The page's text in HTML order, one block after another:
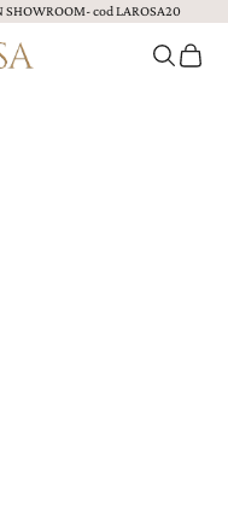
cod LAROSA20
CautăCoș